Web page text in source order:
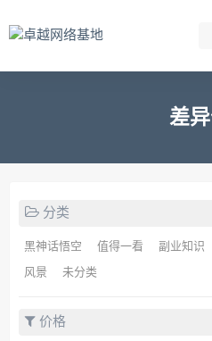
差
分类
黑神话悟空 值得一看 副业知识
风景 未分类
价格